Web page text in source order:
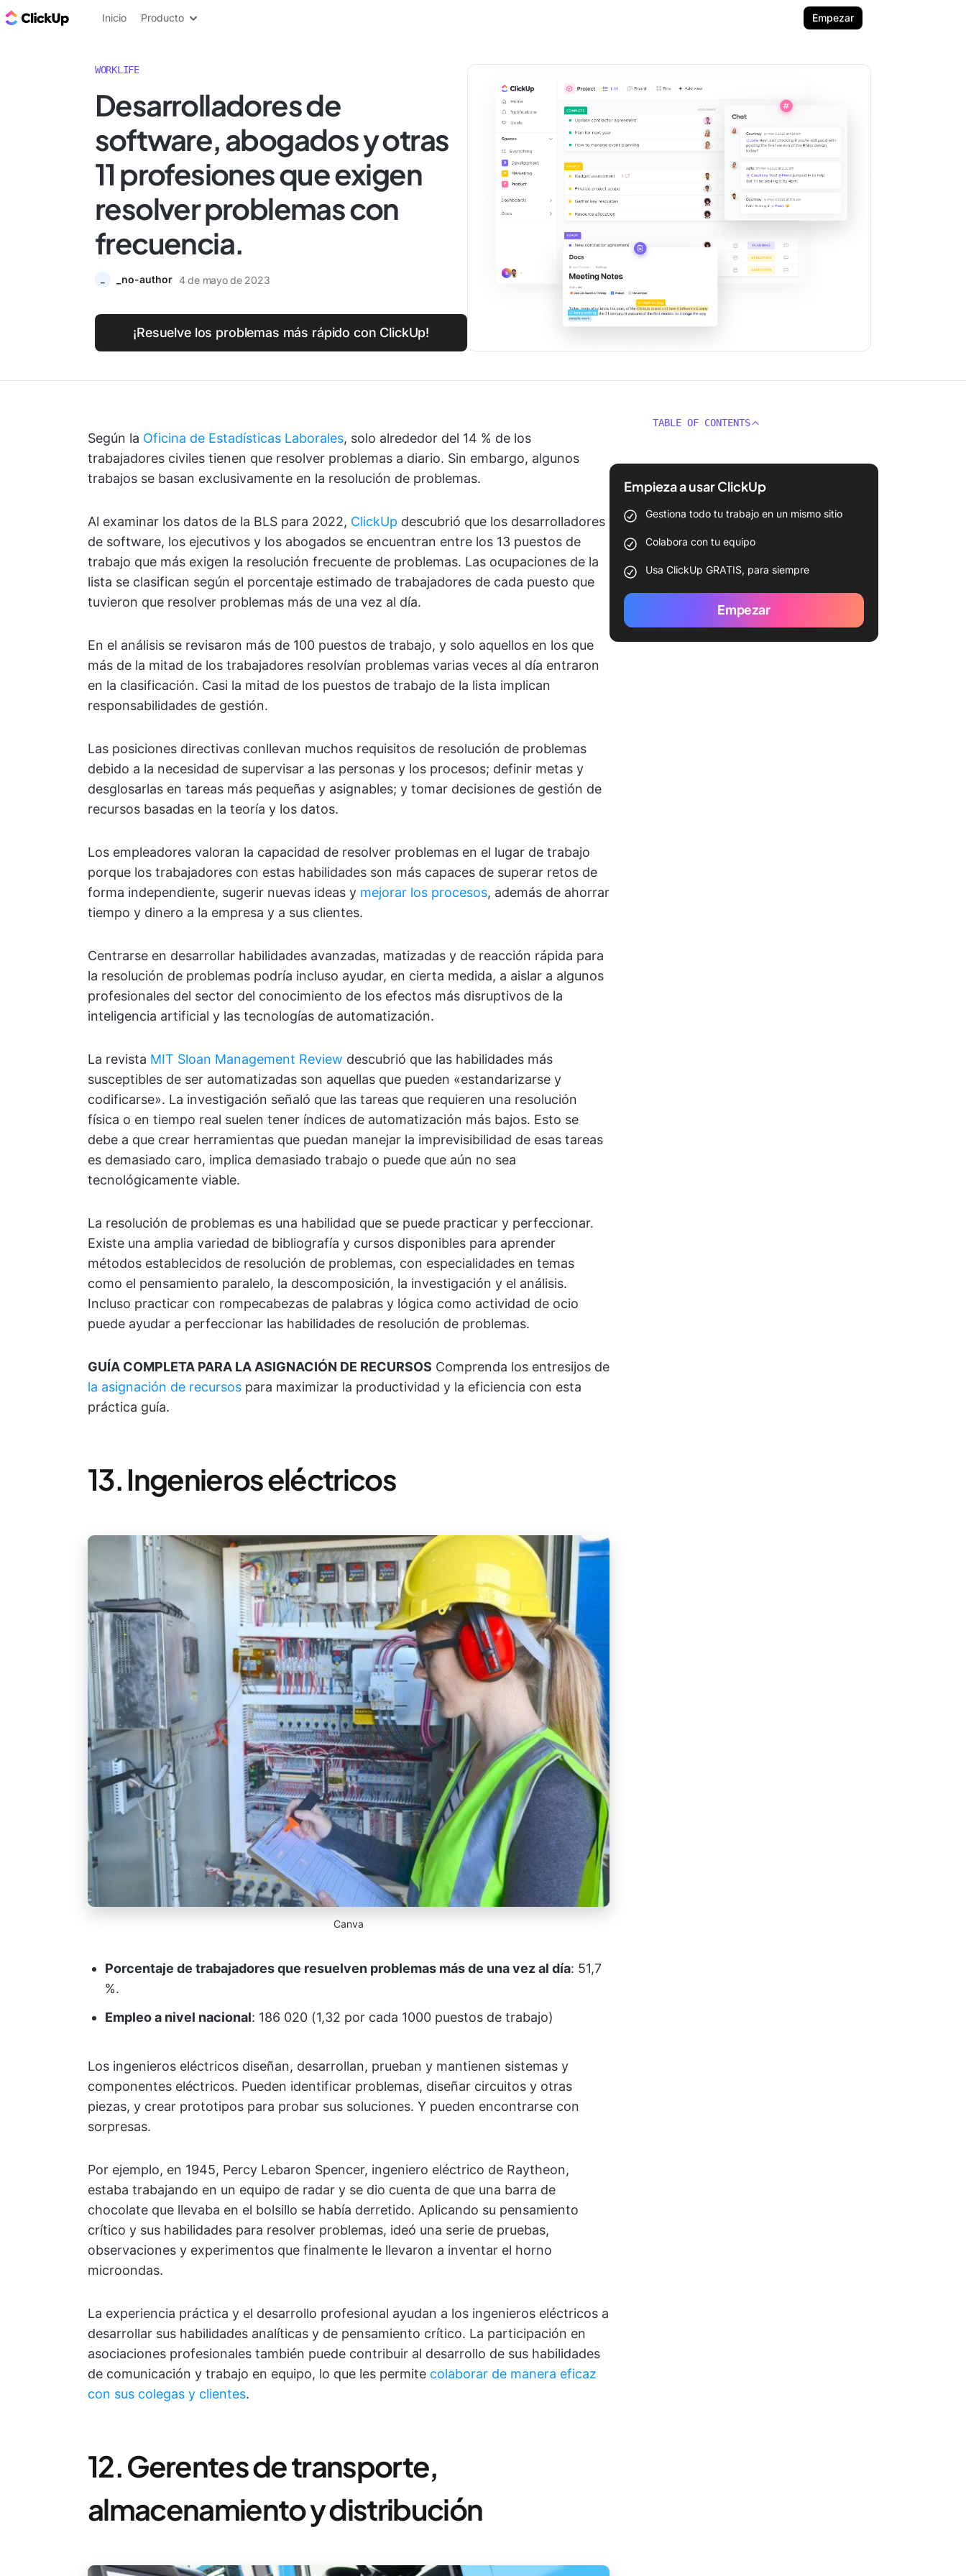
ClickUp Blog
Inicio Producto Empezar
WORKLIFE
Desarrolladores de
software, abogados y otras
11 profesiones que exigen
resolver problemas con
frecuencia.
_no-author 4 de mayo de 2023
¡Resuelve los problemas más rápido con ClickUp!
Según la Oficina de Estadísticas Laborales, solo alrededor del 14 % de los
trabajadores civiles tienen que resolver problemas a diario. Sin embargo, algunos
trabajos se basan exclusivamente en la resolución de problemas.
Al examinar los datos de la BLS para 2022, ClickUp descubrió que los desarrolladores
de software, los ejecutivos y los abogados se encuentran entre los 13 puestos de
trabajo que más exigen la resolución frecuente de problemas. Las ocupaciones de la
lista se clasifican según el porcentaje estimado de trabajadores de cada puesto que
tuvieron que resolver problemas más de una vez al día.
En el análisis se revisaron más de 100 puestos de trabajo, y solo aquellos en los que
más de la mitad de los trabajadores resolvían problemas varias veces al día entraron
en la clasificación. Casi la mitad de los puestos de trabajo de la lista implican
responsabilidades de gestión.
Las posiciones directivas conllevan muchos requisitos de resolución de problemas
debido a la necesidad de supervisar a las personas y los procesos; definir metas y
desglosarlas en tareas más pequeñas y asignables; y tomar decisiones de gestión de
recursos basadas en la teoría y los datos.
Los empleadores valoran la capacidad de resolver problemas en el lugar de trabajo
porque los trabajadores con estas habilidades son más capaces de superar retos de
forma independiente, sugerir nuevas ideas y mejorar los procesos, además de ahorrar
tiempo y dinero a la empresa y a sus clientes.
Centrarse en desarrollar habilidades avanzadas, matizadas y de reacción rápida para
la resolución de problemas podría incluso ayudar, en cierta medida, a aislar a algunos
profesionales del sector del conocimiento de los efectos más disruptivos de la
inteligencia artificial y las tecnologías de automatización.
La revista MIT Sloan Management Review descubrió que las habilidades más
susceptibles de ser automatizadas son aquellas que pueden «estandarizarse y
codificarse». La investigación señaló que las tareas que requieren una resolución
física o en tiempo real suelen tener índices de automatización más bajos. Esto se
debe a que crear herramientas que puedan manejar la imprevisibilidad de esas tareas
es demasiado caro, implica demasiado trabajo o puede que aún no sea
tecnológicamente viable.
La resolución de problemas es una habilidad que se puede practicar y perfeccionar.
Existe una amplia variedad de bibliografía y cursos disponibles para aprender
métodos establecidos de resolución de problemas, con especialidades en temas
como el pensamiento paralelo, la descomposición, la investigación y el análisis.
Incluso practicar con rompecabezas de palabras y lógica como actividad de ocio
puede ayudar a perfeccionar las habilidades de resolución de problemas.
GUÍA COMPLETA PARA LA ASIGNACIÓN DE RECURSOS Comprenda los entresijos de
la asignación de recursos para maximizar la productividad y la eficiencia con esta
práctica guía.
13. Ingenieros eléctricos
Canva
Porcentaje de trabajadores que resuelven problemas más de una vez al día: 51,7
%.
Empleo a nivel nacional: 186 020 (1,32 por cada 1000 puestos de trabajo)
Los ingenieros eléctricos diseñan, desarrollan, prueban y mantienen sistemas y
componentes eléctricos. Pueden identificar problemas, diseñar circuitos y otras
piezas, y crear prototipos para probar sus soluciones. Y pueden encontrarse con
sorpresas.
Por ejemplo, en 1945, Percy Lebaron Spencer, ingeniero eléctrico de Raytheon,
estaba trabajando en un equipo de radar y se dio cuenta de que una barra de
chocolate que llevaba en el bolsillo se había derretido. Aplicando su pensamiento
crítico y sus habilidades para resolver problemas, ideó una serie de pruebas,
observaciones y experimentos que finalmente le llevaron a inventar el horno
microondas.
La experiencia práctica y el desarrollo profesional ayudan a los ingenieros eléctricos a
desarrollar sus habilidades analíticas y de pensamiento crítico. La participación en
asociaciones profesionales también puede contribuir al desarrollo de sus habilidades
de comunicación y trabajo en equipo, lo que les permite colaborar de manera eficaz
con sus colegas y clientes.
12. Gerentes de transporte,
almacenamiento y distribución
TABLE OF CONTENTS
Empieza a usar ClickUp
Gestiona todo tu trabajo en un mismo sitio
Colabora con tu equipo
Usa ClickUp GRATIS, para siempre
Empezar